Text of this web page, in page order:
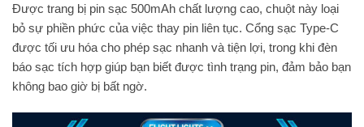
Được trang bị pin sạc 500mAh chất lượng cao, chuột này loại
bỏ sự phiền phức của việc thay pin liên tục. Cổng sạc Type-C
được tối ưu hóa cho phép sạc nhanh và tiện lợi, trong khi đèn
báo sạc tích hợp giúp bạn biết được tình trạng pin, đảm bảo bạn
không bao giờ bị bất ngờ.